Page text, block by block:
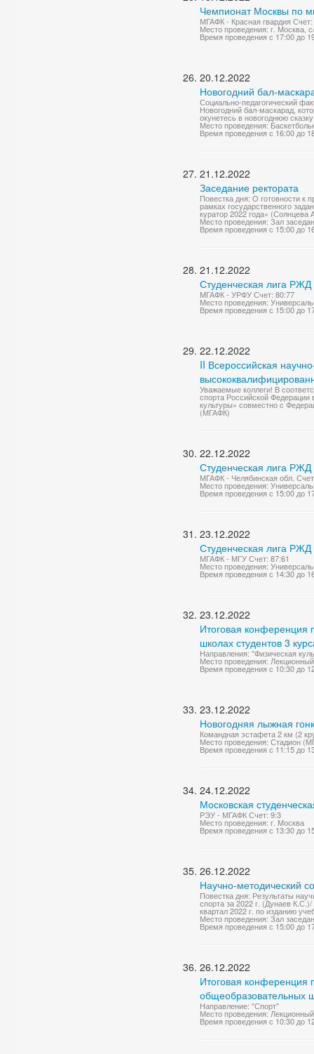
Чемпионат Москвы по
МГАФК - Красная гвардия
Место проведения: г.
Время проведения с 17:00 до
20.12.2022
Новогодний бал-
Социально-педагогический
Новогодний бал-маскарад,
окунетесь в новогоднюю
Место проведения:
Время проведения с 16:00 до
21.12.2022
Заседание ректората
Повестка дня: О готовности к
рамках государственного
куратор 2022 года» (Солнцева
Место проведения: Зал
Время проведения с 15:00 до
21.12.2022
Студенческая лига
МГАФК - УРФУ Счет: 80:77
Место проведения:
Время проведения с 15:00 до
22.12.2022
II Всероссийская
Уважаемые коллеги! В
спорта Российской
культуры» совместно с
(МГАФК)
22.12.2022
Студенческая лига
МГАФК - Челябинская обл.
Место проведения:
Время проведения с 15:00 до
23.12.2022
Студенческая лига
МГАФК - МГУ Счет: 87:61
Место проведения:
Время проведения с 14:30 до
23.12.2022
Итоговая конференция
школах студентов 3
Направления: "Физическая
Место проведения:
Время проведения с 10:30 до
23.12.2022
Новогодняя лыжная
Командная эстафета 2 км (2
Место проведения: Стадион
Время проведения с 11:15 до
24.12.2022
Московская
РЭУ - МГАФК Счет: 9:3
Место проведения: г. Москва
Время проведения с 13:30 до
26.12.2022
Научно-методический
Повестка дня: Результаты
спорта за 2022 г. (Дунаев
квартал 2022 г. по изданию
Место проведения: Зал
Время проведения с 15:00 до
26.12.2022
Итоговая конференция
общеобразовательных
Направление: "Спорт"
Место проведения:
Время проведения с 10:30 до